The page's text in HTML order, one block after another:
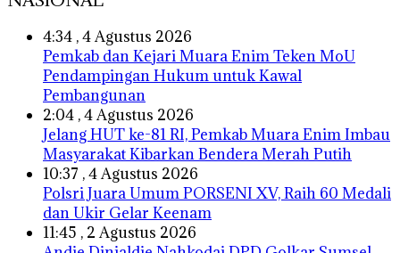
4:34 , 4 Agustus 2026
Pemkab dan Kejari Muara Enim Teken MoU
Pendampingan Hukum untuk Kawal
Pembangunan
2:04 , 4 Agustus 2026
Jelang HUT ke-81 RI, Pemkab Muara Enim Imbau
Masyarakat Kibarkan Bendera Merah Putih
10:37 , 4 Agustus 2026
Polsri Juara Umum PORSENI XV, Raih 60 Medali
dan Ukir Gelar Keenam
11:45 , 2 Agustus 2026